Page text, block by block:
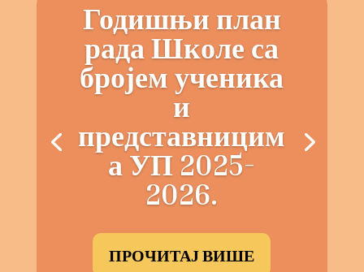
Годишњи план
рада Школе са
бројем ученика
и
представницим
а УП 2025-
2026.
ПРОЧИТАЈ ВИШЕ